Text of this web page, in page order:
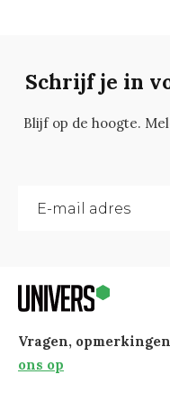
Schrijf je in
Blijf op de hoogte.
Vragen,
ons op